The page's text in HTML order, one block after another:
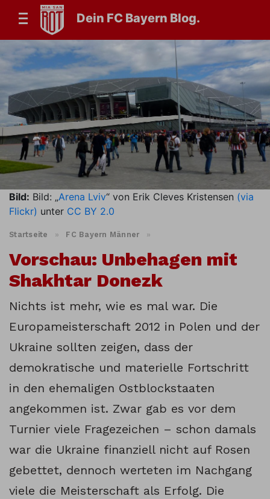
Dein FC Bayern Blog.
Bild: Bild: „Arena Lviv“ von Erik Cleves Kristensen (via
Flickr) unter CC BY 2.0
Startseite » FC Bayern Männer »
Vorschau: Unbehagen mit
Shakhtar Donezk
Nichts ist mehr, wie es mal war. Die
Europameisterschaft 2012 in Polen und der
Ukraine sollten zeigen, dass der
demokratische und materielle Fortschritt
in den ehemaligen Ostblockstaaten
angekommen ist. Zwar gab es vor dem
Turnier viele Fragezeichen – schon damals
war die Ukraine finanziell nicht auf Rosen
gebettet, dennoch werteten im Nachgang
viele die Meisterschaft als Erfolg. Die